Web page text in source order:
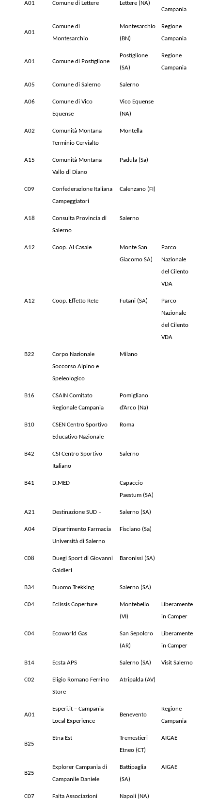
A01 Comune di Lettere Lettere (NA)
Campania
A01
Comune di
Montesarchio
Montesarchio
(BN)
Regione
Campania
A01 Comune di Postiglione
Postiglione
(SA)
Regione
Campania
A05 Comune di Salerno Salerno
A06
Comune di Vico
Equense
Vico Equense
(NA)
A02
Comunità Montana
Terminio Cervialto
Montella
A15
Comunità Montana
Vallo di Diano
Padula (Sa)
C09
Confederazione Italiana
Campeggiatori
Calenzano (FI)
A18
Consulta Provincia di
Salerno
Salerno
A12 Coop. Al Casale
Monte San
Giacomo SA)
Parco
Nazionale
del Cilento
VDA
A12 Coop. Effetto Rete Futani (SA)
Parco
Nazionale
del Cilento
VDA
B22
Corpo Nazionale
Soccorso Alpino e
Speleologico
Milano
B16
CSAIN Comitato
Regionale Campania
Pomigliano
d’Arco (Na)
B10
CSEN Centro Sportivo
Educativo Nazionale
Roma
B42
CSI Centro Sportivo
Italiano
Salerno
B41 D.MED
Capaccio
Paestum (SA)
A21 Destinazione SUD – Salerno (SA)
A04
Dipartimento Farmacia
Università di Salerno
Fisciano (Sa)
C08
Duegi Sport di Giovanni
Galdieri
Baronissi (SA)
B34 Duomo Trekking Salerno (SA)
C04 Eclissis Coperture
Montebello
(VI)
Liberamente
in Camper
C04 Ecoworld Gas
San Sepolcro
(AR)
Liberamente
in Camper
B14 Ecsta APS Salerno (SA) Visit Salerno
C02
Eligio Romano Ferrino
Store
Atripalda (AV)
A01
Esperi.it – Campania
Local Experience
Benevento
Regione
Campania
B25
Etna Est
Tremestieri
Etneo (CT)
AIGAE
B25
Explorer Campania di
Campanile Daniele
Battipaglia
(SA)
AIGAE
C07
Faita Associazioni
Napoli (NA)